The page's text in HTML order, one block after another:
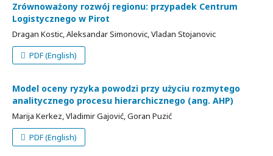
Zrównoważony rozwój regionu: przypadek Centrum
Logistycznego w Pirot
Dragan Kostic, Aleksandar Simonovic, Vladan Stojanovic
PDF (English)
Model oceny ryzyka powodzi przy użyciu rozmytego
analitycznego procesu hierarchicznego (ang. AHP)
Marija Kerkez, Vladimir Gajović, Goran Puzić
PDF (English)